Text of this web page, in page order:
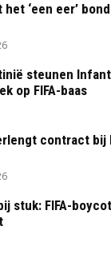
‘een eer’
steunen
op FIFA-baas
contract bij
stuk: FIFA-